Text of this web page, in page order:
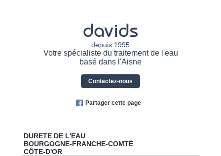
davids
depuis 1995
Votre spécialiste du traitement de l'eau
basé dans l'Aisne
Contactez-nous
Partager cette page
DURETE DE L'EAU
BOURGOGNE-FRANCHE-COMTÉ
CÔTE-D'OR